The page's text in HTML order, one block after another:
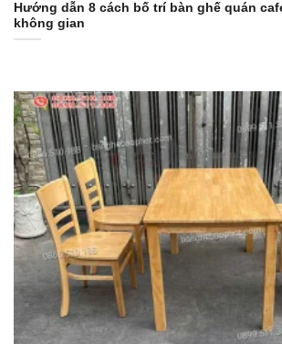
Hướng dẫn 8 cách bố trí bàn ghế quán
không gian